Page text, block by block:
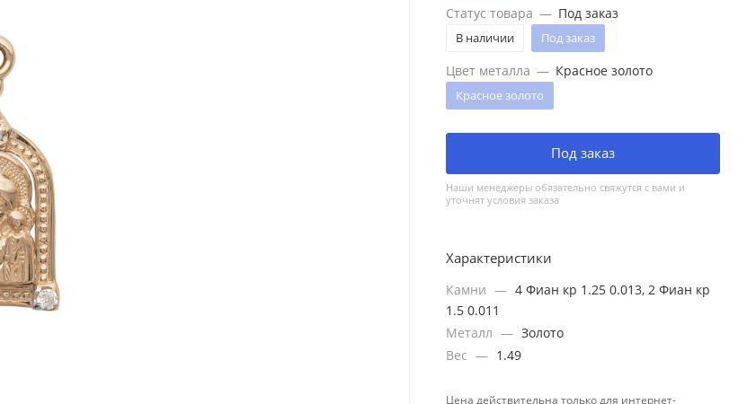
Статус товара — Под заказ
В наличии Под заказ
Цвет металла — Красное золото
Красное золото
Под заказ
Наши менеджеры обязательно свяжутся с вами и
уточнят условия заказа
Характеристики
Камни — 4 Фиан кр 1.25 0.013, 2 Фиан кр
1.5 0.011
Металл — Золото
Вес — 1.49
Цена действительна только для интернет-